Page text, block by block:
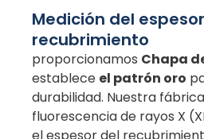
Medición del
recubrimiento
proporcionamos Chapa
establece el patrón oro
durabilidad. Nuestra
fluorescencia de rayos X